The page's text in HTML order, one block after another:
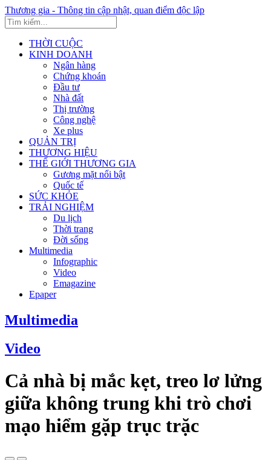
Thương gia - Thông tin cập nhật, quan điểm độc lập
THỜI CUỘC
KINH DOANH
Ngân hàng
Chứng khoán
Đầu tư
Nhà đất
Thị trường
Công nghệ
Xe plus
QUẢN TRỊ
THƯƠNG HIỆU
THẾ GIỚI THƯƠNG GIA
Gương mặt nổi bật
Quốc tế
SỨC KHỎE
TRẢI NGHIỆM
Du lịch
Thời trang
Đời sống
Multimedia
Infographic
Video
Emagazine
Epaper
Multimedia
Video
Cả nhà bị mắc kẹt, treo lơ lửng
giữa không trung khi trò chơi
mạo hiểm gặp trục trặc